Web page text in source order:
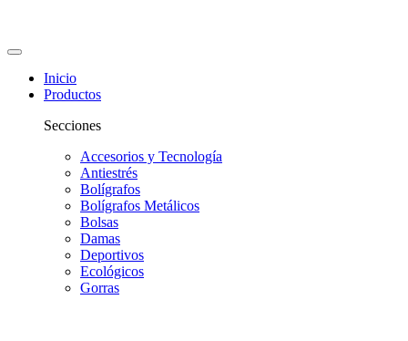
Inicio
Productos
Secciones
Accesorios y Tecnología
Antiestrés
Bolígrafos
Bolígrafos Metálicos
Bolsas
Damas
Deportivos
Ecológicos
Gorras